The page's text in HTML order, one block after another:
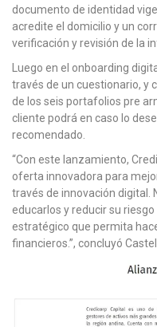
documento de identidad
acredite el domicilio y un
verificación y revisión de la
Luego en el onboarding
través de un cuestionario, y
de los seis portafolios pre
cliente podrá en caso lo
recomendado.
“Con este lanzamiento,
oferta innovadora para
través de innovación digital.
educarlos y reducir su
estratégico que permita
financieros.”, concluyó